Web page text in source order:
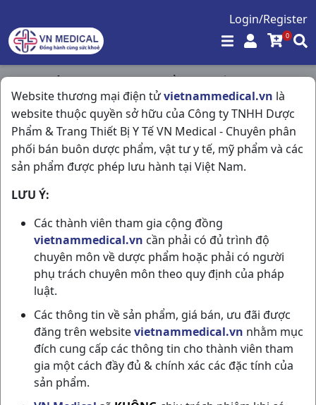
Login/Register
0
Website thương mại điện tửvietnammedical.vn là
website thuộc quyền sở hữu của Công ty TNHH Dược
Phẩm & Trang Thiết Bị Y Tế VN Medical - Chuyên phân
phối bán buôn dược phẩm, vật tư y tế, mỹ phẩm và các
sản phẩm được phép lưu hành tại Việt Nam.
LƯU Ý:
Các thành viên tham gia cộng đồng
vietnammedical.vn cần phải có đủ trình độ
chuyên môn về dược phẩm hoặc phải có người
phụ trách chuyên môn theo quy định của pháp
luật.
Các thông tin về sản phẩm, giá bán, ưu đãi được
đăng trên websitevietnammedical.vn nhằm mục
đích cung cấp các thông tin cho thành viên tham
gia một cách đầy đủ & chính xác các đặc tính của
sản phẩm.
Trang chủ / Tim Mạch - Lợi Tiểu- Nội Tiết /
Zanedip 10mg H28v Italia